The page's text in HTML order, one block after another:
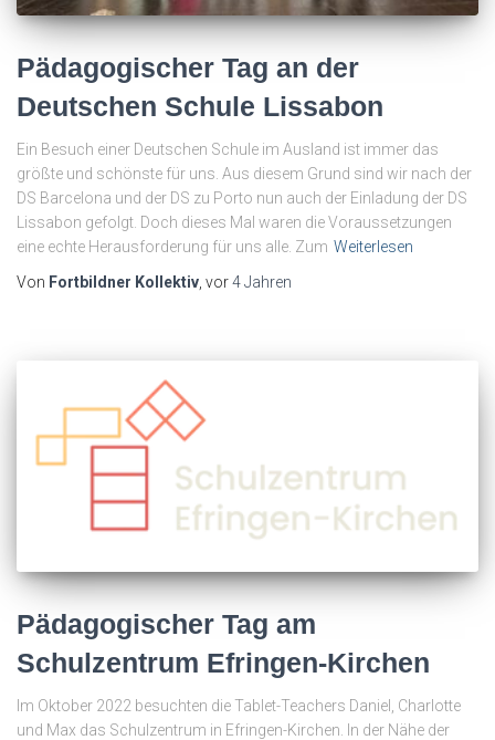
Pädagogischer Tag an der
Deutschen Schule Lissabon
Ein Besuch einer Deutschen Schule im Ausland ist immer das
größte und schönste für uns. Aus diesem Grund sind wir nach der
DS Barcelona und der DS zu Porto nun auch der Einladung der DS
Lissabon gefolgt. Doch dieses Mal waren die Voraussetzungen
eine echte Herausforderung für uns alle. Zum Weiterlesen
Von Fortbildner Kollektiv, vor4 Jahren
Pädagogischer Tag am
Schulzentrum Efringen-Kirchen
Im Oktober 2022 besuchten die Tablet-Teachers Daniel, Charlotte
und Max das Schulzentrum in Efringen-Kirchen. In der Nähe der